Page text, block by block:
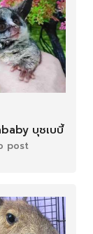
บุชเบบี้
post